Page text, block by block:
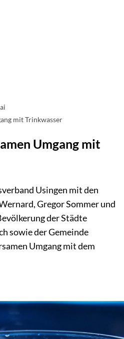
mit Trinkwasser
Umgang mit
Usingen mit den
Gregor Sommer und
der Städte
sowie der Gemeinde
Umgang mit dem